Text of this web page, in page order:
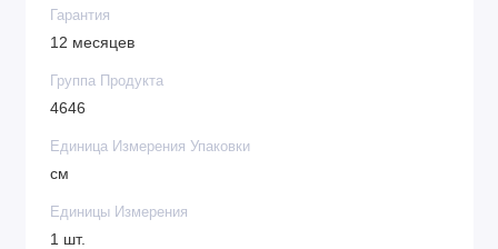
Напряжение энергопитания прибора: 24В;
Информационная защищенность;
Производительность;
Гарантия
12 месяцев
Группа Продукта
4646
Единица Измерения Упаковки
см
Единицы Измерения
1 шт.